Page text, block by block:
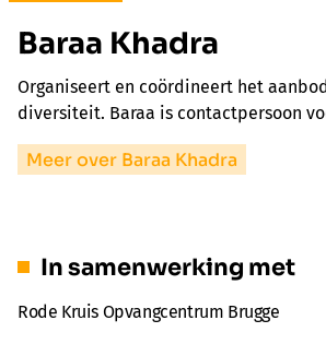
Baraa Khadra
Organiseert en coördineert het
diversiteit. Baraa is contactpersoon
Meer over Baraa Khadra
In samenwerking met
Rode Kruis Opvangcentrum Brugge